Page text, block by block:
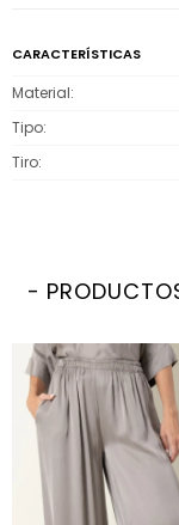
CARACTERÍSTICAS
Material
Tipo
Tiro